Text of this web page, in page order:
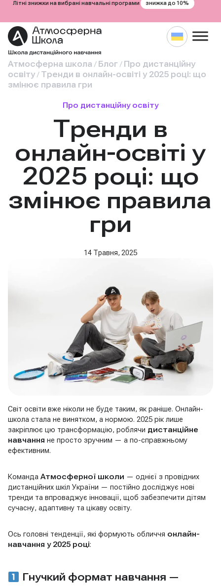
Літні знижки на вибрані навчальні програми знижка до 10%
Атмосферна школа / Блог / Про дистанційну
освіту / Тренди в онлайн-освіті у 2025 році: що
змінює правила гри
Про дистанційну освіту
Тренди в
онлайн-освіті у
2025 році: що
змінює правила
гри
14 Травня, 2025
Світ освіти вже ніколи не буде таким, як раніше. Онлайн-
школа стала не винятком, а нормою. 2025 рік лише
закріплює цю трансформацію, роблячи дистанційне
навчання не просто зручним — а по-справжньому
ефективним.
Команда Атмосферної школи — однієї з провідних
дистанційних шкіл України — постійно досліджує нові
тренди та впроваджує інновації, щоб забезпечити дітям
сучасну, адаптивну та цікаву освіту.
Ось головні тенденції, які формують обличчя онлайн-
навчання у 2025 році:
Гнучкий формат навчання —